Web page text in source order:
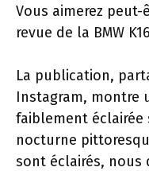
Vous aimerez
revue de la BMW
La publication,
Instagram, montre
faiblement
nocturne
sont éclairés, nous